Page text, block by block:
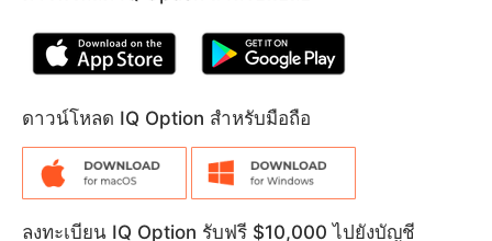
ดาวน์โหลด IQ Option สำหรับมือถือ
ลงทะเบียน IQ Option รับฟรี $10,000 ไปยังบัญชี